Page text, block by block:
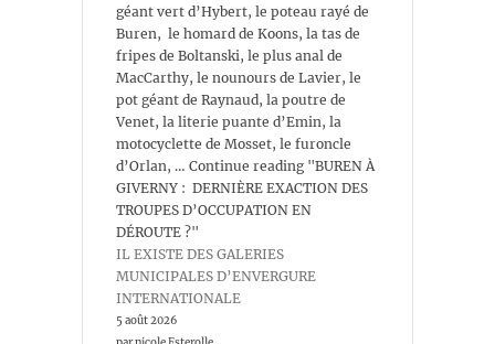
géant vert d’Hybert, le poteau rayé de
Buren, le homard de Koons, la tas de
fripes de Boltanski, le plus anal de
MacCarthy, le nounours de Lavier, le
pot géant de Raynaud, la poutre de
Venet, la literie puante d’Emin, la
motocyclette de Mosset, le furoncle
d’Orlan, … Continue reading "BUREN À
GIVERNY : DERNIÈRE EXACTION DES
TROUPES D’OCCUPATION EN
DÉROUTE ?"
IL EXISTE DES GALERIES
MUNICIPALES D’ENVERGURE
INTERNATIONALE
5 août 2026